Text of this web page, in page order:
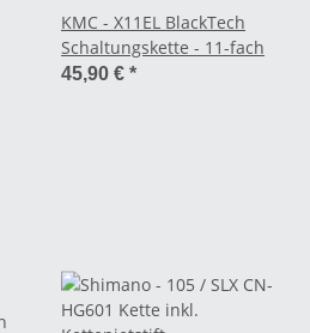
KMC - X11EL BlackTech
Schaltungskette - 11-fach
45,90 € *